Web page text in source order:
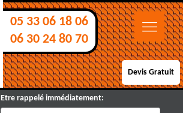
05 33 06 18 06
06 30 24 80 70
Devis Gratuit
Etre rappelé immédiatement: